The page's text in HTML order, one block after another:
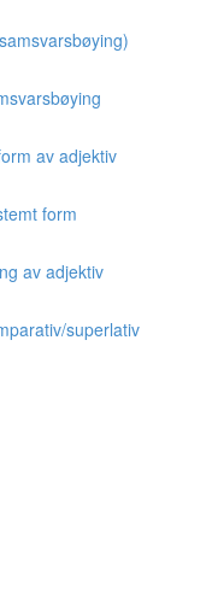
av adjektiv
form
av adjektiv
superlativ